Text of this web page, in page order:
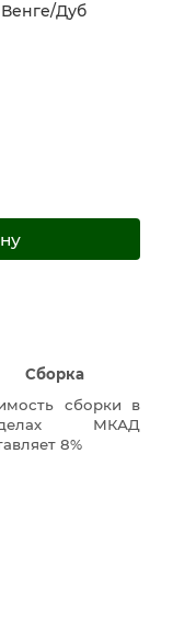
Венге/Дуб
Сборка
сборки в
МКАД
8%